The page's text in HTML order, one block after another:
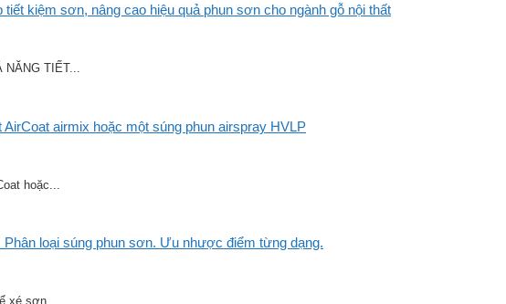
kiệm sơn, nâng cao hiệu quả phun sơn cho ngành gỗ nội thất
TIẾT...
airmix hoặc một súng phun airspray HVLP
hoặc...
loại súng phun sơn. Ưu nhược điểm từng dạng.
xé sơn...